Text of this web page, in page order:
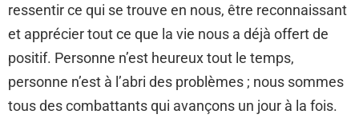
ressentir ce qui se trouve en nous, être reconnaissant
et apprécier tout ce que la vie nous a déjà offert de
positif. Personne n’est heureux tout le temps,
personne n’est à l’abri des problèmes ; nous sommes
tous des combattants qui avançons un jour à la fois.